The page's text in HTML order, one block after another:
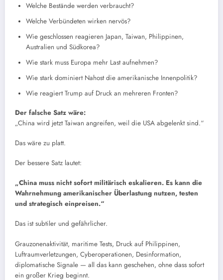
Welche Bestände werden verbraucht?
Welche Verbündeten wirken nervös?
Wie geschlossen reagieren Japan, Taiwan, Philippinen,
Australien und Südkorea?
Wie stark muss Europa mehr Last aufnehmen?
Wie stark dominiert Nahost die amerikanische Innenpolitik?
Wie reagiert Trump auf Druck an mehreren Fronten?
Der falsche Satz wäre:
„China wird jetzt Taiwan angreifen, weil die USA abgelenkt sind.“
Das wäre zu platt.
Der bessere Satz lautet:
„China muss nicht sofort militärisch eskalieren. Es kann die
Wahrnehmung amerikanischer Überlastung nutzen, testen
und strategisch einpreisen.“
Das ist subtiler und gefährlicher.
Grauzonenaktivität, maritime Tests, Druck auf Philippinen,
Luftraumverletzungen, Cyberoperationen, Desinformation,
diplomatische Signale — all das kann geschehen, ohne dass sofort
ein großer Krieg beginnt.